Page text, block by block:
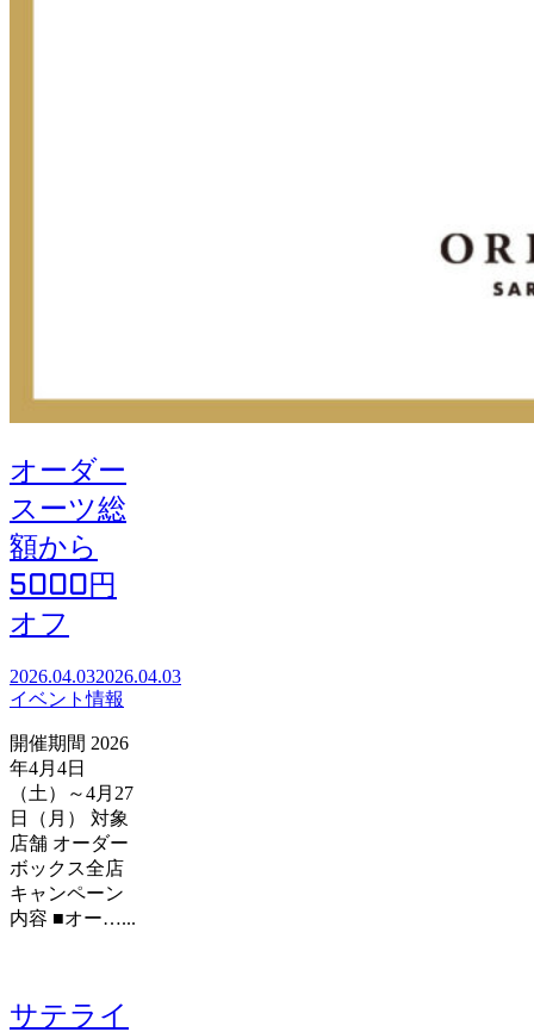
オーダー
スーツ総
額から
5000円
オフ
2026.04.032026.04.03
イベント情報
開催期間 2026
年4月4日
（土）～4月27
日（月） 対象
店舗 オーダー
ボックス全店
キャンペーン
内容 ■オー…...
サテライ